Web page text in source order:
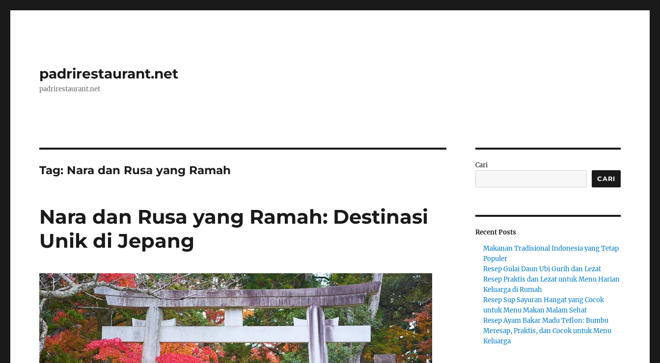
padrirestaurant.net
padrirestaurant.net
Tag: Nara dan Rusa yang Ramah
Nara dan Rusa yang Ramah: Destinasi
Unik di Jepang
Cari
CARI
Recent Posts
Makanan Tradisional Indonesia yang Tetap
Populer
Resep Gulai Daun Ubi Gurih dan Lezat
Resep Praktis dan Lezat untuk Menu Harian
Keluarga di Rumah
Resep Sup Sayuran Hangat yang Cocok
untuk Menu Makan Malam Sehat
Resep Ayam Bakar Madu Teflon: Bumbu
Meresap, Praktis, dan Cocok untuk Menu
Keluarga